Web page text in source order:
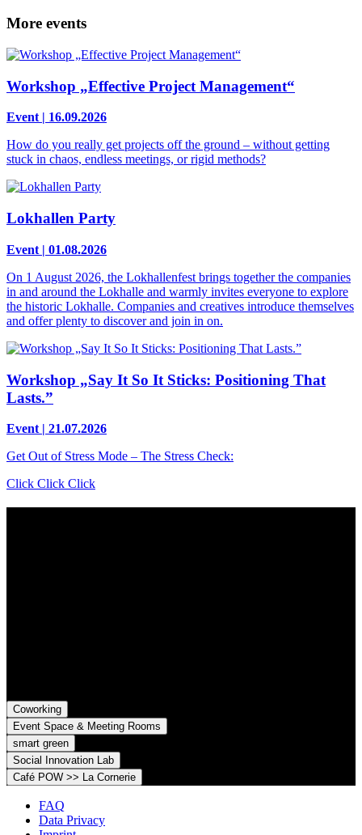
More events
Workshop „Effective Project Management“
Event | 16.09.2026
How do you really get projects off the ground – without getting
stuck in chaos, endless meetings, or rigid methods?
Lokhallen Party
Event | 01.08.2026
On 1 August 2026, the Lokhallenfest brings together the companies
in and around the Lokhalle and warmly invites everyone to explore
the historic Lokhalle. Companies and creatives introduce themselves
and offer plenty to discover and join in on.
Workshop „Say It So It Sticks: Positioning That
Lasts.”
Event | 21.07.2026
Get Out of Stress Mode – The Stress Check:
Click Click Click
Coworking
Event Space & Meeting Rooms
smart green
Social Innovation Lab
Café POW >> La Cornerie
FAQ
Data Privacy